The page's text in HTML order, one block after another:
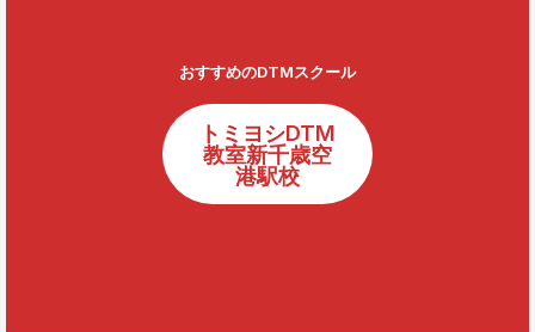
おすすめのDTMスクール
トミヨシDTM
教室新千歳空
港駅校